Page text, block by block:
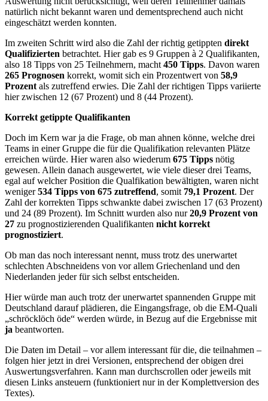
natürlich nicht bekannt waren und dementsprechend auch nicht
eingeschätzt werden konnten.
Im zweiten Schritt wird also die Zahl der richtig getippten direkt
Qualifizierten betrachtet. Hier gab es 9 Gruppen à 2 Qualifikanten,
also 18 Tipps von 25 Teilnehmern, macht 450 Tipps. Davon waren
265 Prognosen korrekt, womit sich ein Prozentwert von 58,9
Prozent als zutreffend erwies. Die Zahl der richtigen Tipps variierte
hier zwischen 12 (67 Prozent) und 8 (44 Prozent).
Korrekt getippte Qualifikanten
Doch im Kern war ja die Frage, ob man ahnen könne, welche drei
Teams in einer Gruppe die für die Qualifikation relevanten Plätze
erreichen würde. Hier waren also wiederum 675 Tipps nötig
gewesen. Allein danach ausgewertet, wie viele dieser drei Teams,
egal auf welcher Position die Qualfikation bewältigten, waren nicht
weniger534 Tipps von 675 zutreffend, somit 79,1 Prozent. Der
Zahl der korrekten Tipps schwankte dabei zwischen 17 (63 Prozent)
und 24 (89 Prozent). Im Schnitt wurden also nur20,9 Prozent von
27 zu prognostizierenden Qualifikanten nicht korrekt
prognostiziert.
Ob man das noch interessant nennt, muss trotz des unerwartet
schlechten Abschneidens von vor allem Griechenland und den
Niederlanden jeder für sich selbst entscheiden.
Hier würde man auch trotz der unerwartet spannenden Gruppe mit
Deutschland darauf plädieren, die Eingangsfrage, ob die EM-Quali
„schröcklöch öde“ werden würde, in Bezug auf die Ergebnisse mit
ja beantworten.
Die Daten im Detail – vor allem interessant für die, die teilnahmen –
folgen hier jetzt in drei Versionen, entsprechend der obigen drei
Auswertungsverfahren. Kann man durchscrollen oder jeweils mit
diesen Links ansteuern (funktioniert nur in der Komplettversion des
Textes).